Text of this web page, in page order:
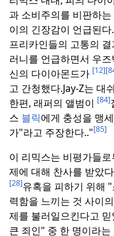
과 소비주의를 비판하
이의 긴장감이 언급된다.
프리카인들의 고통의
러니를 언급하면서 우
신의 다이아몬드가 [12]
고 간청했다.Jay-Z는 대
한편, 래퍼의 앨범이 [84]
스 블릭에게 충성을 맹
가"라고 주장한다.."[85]
이 리믹스는 비평가들
제에 대해 찬사를 받았
[28]유혹을 피하기 위해
력함을 느끼는 것 사이
제를 불러일으킨다고 믿
큰 죄인" 중 한 명이라